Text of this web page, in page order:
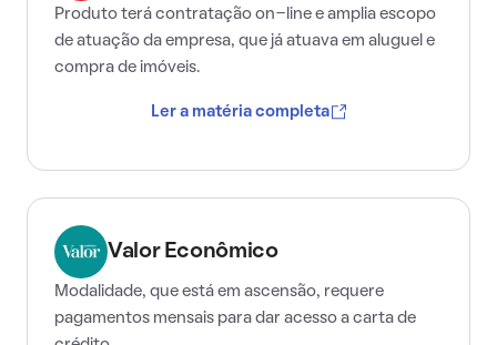
Produto terá contratação on-line e amplia escopo
de atuação da empresa, que já atuava em aluguel e
compra de imóveis.
Ler a matéria completa
Valor Econômico
Modalidade, que está em ascensão, requere
pagamentos mensais para dar acesso a carta de